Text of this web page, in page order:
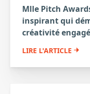
Mlle Pitch
inspirant qui
créativité
LIRE L'ARTICLE